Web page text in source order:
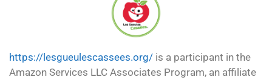
https://lesgueulescassees.org/ is a participant in the
Amazon Services LLC Associates Program, an affiliate